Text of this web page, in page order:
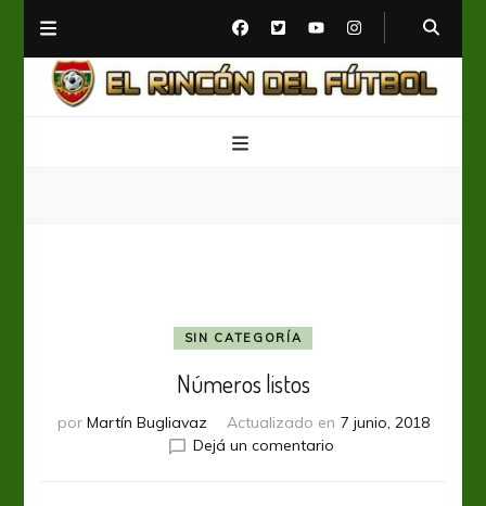
SIN CATEGORÍA
Números listos
por Martín Bugliavaz Actualizado en 7 junio, 2018
Dejá un comentarioen